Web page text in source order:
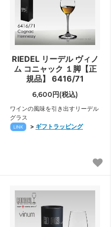
RIEDEL リーデル ヴィノ
ム コニャック １脚【正
規品】 6416/71
6,600円(税込)
ワインの風味を引き出すリーデル
グラス
LINK > ギフトラッピング